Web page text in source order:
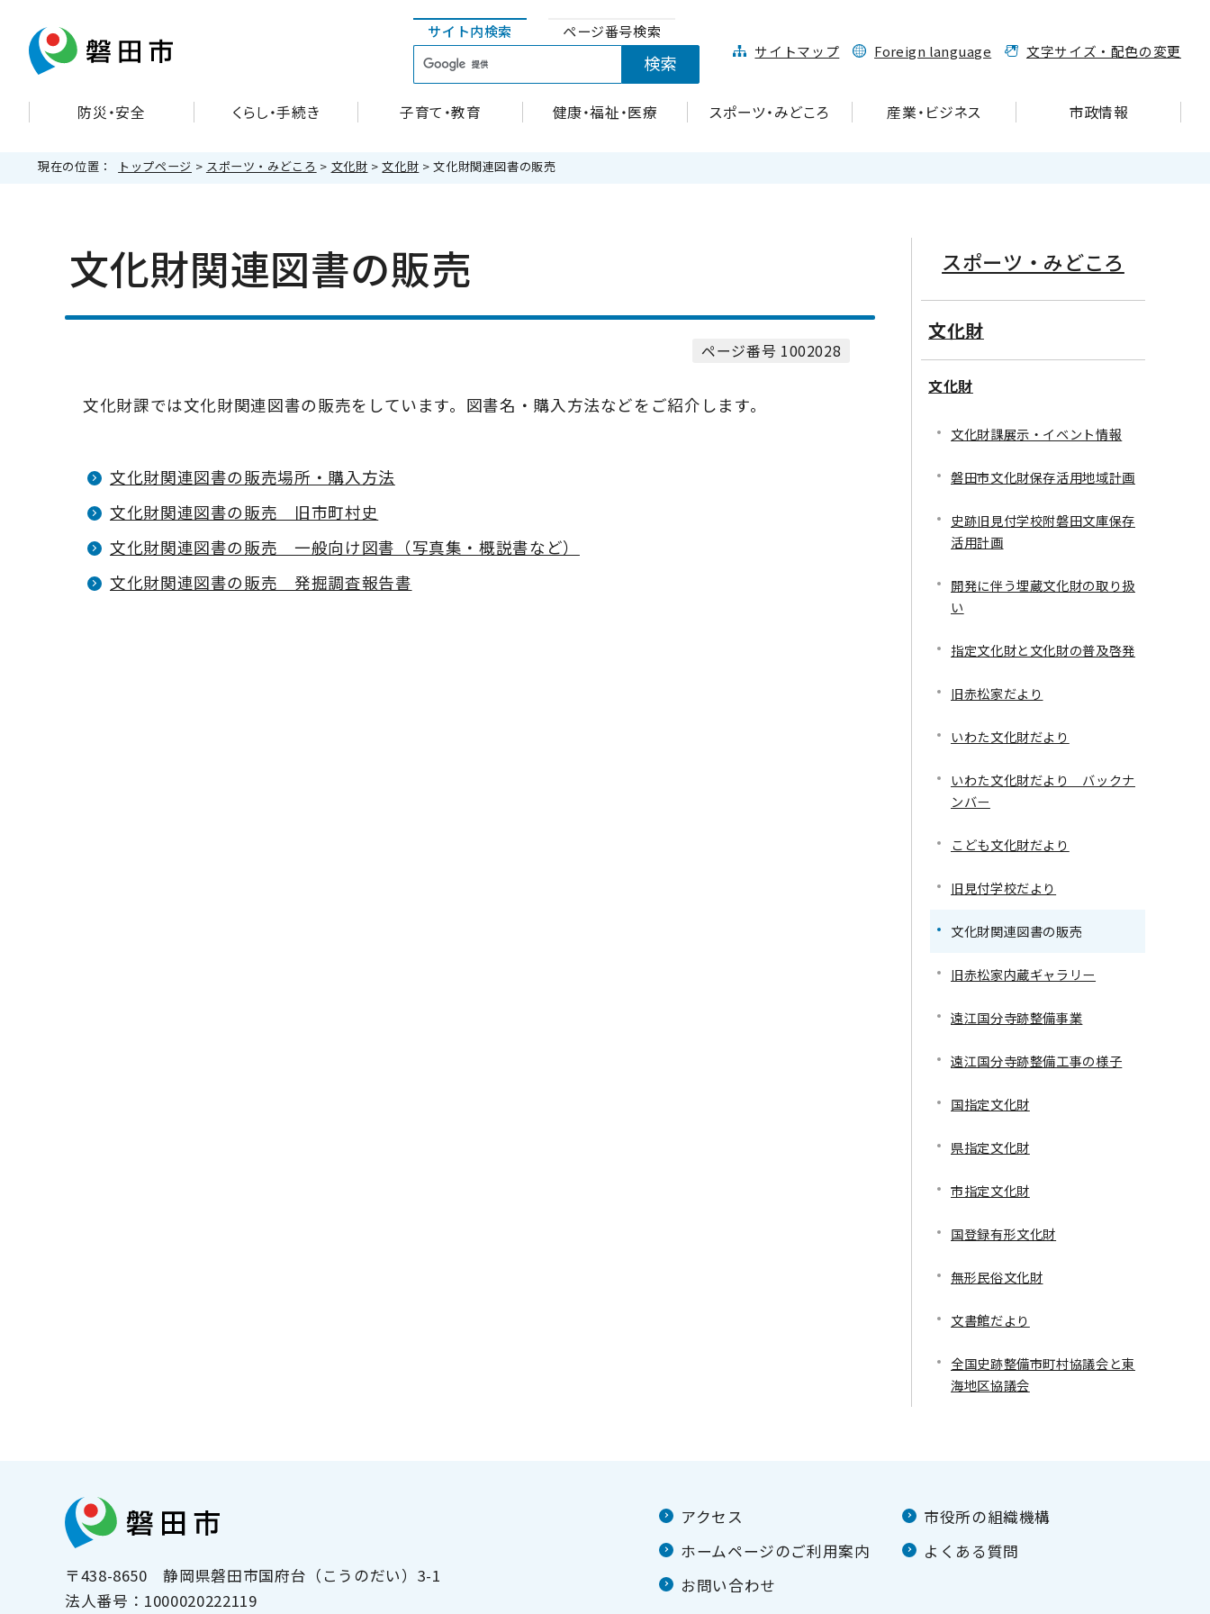
サイト内検索
ページ番号検索
サイトマップ
Foreign language 文字サイズ・配色の変更
防災・安全 くらし・手続き 子育て・教育 健康・福祉・医療 スポーツ・みどころ 産業・ビジネス 市政情報
現在の位置： トップページ > スポーツ・みどころ > 文化財 >文化財 > 文化財関連図書の販売
文化財関連図書の販売
ページ番号 1002028
文化財課では文化財関連図書の販売をしています。図書名・購入方法などをご紹介します。
文化財関連図書の販売場所・購入方法
文化財関連図書の販売 旧市町村史
文化財関連図書の販売 一般向け図書（写真集・概説書など）
文化財関連図書の販売 発掘調査報告書
スポーツ・みどころ
文化財
文化財
文化財課展示・イベント情報
磐田市文化財保存活用地域計画
史跡旧見付学校附磐田文庫保存
活用計画
開発に伴う埋蔵文化財の取り扱
い
指定文化財と文化財の普及啓発
旧赤松家だより
いわた文化財だより
いわた文化財だより バックナ
ンバー
こども文化財だより
旧見付学校だより
文化財関連図書の販売
旧赤松家内蔵ギャラリー
遠江国分寺跡整備事業
遠江国分寺跡整備工事の様子
国指定文化財
県指定文化財
市指定文化財
国登録有形文化財
無形民俗文化財
文書館だより
全国史跡整備市町村協議会と東
海地区協議会
〒438-8650静岡県磐田市国府台（こうのだい）3-1
法人番号： 1000020222119
アクセス
市役所の組織機構
ホームページのご利用案内
よくある質問
お問い合わせ